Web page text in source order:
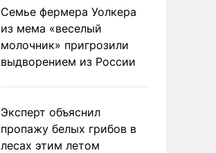
Семье фермера Уолкера
из мема «веселый
молочник» пригрозили
выдворением из России
Эксперт объяснил
пропажу белых грибов в
лесах этим летом